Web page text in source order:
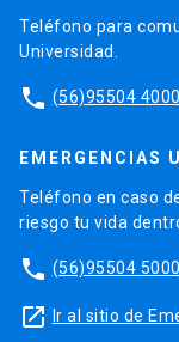
Teléfono para
Universidad.
phone (56)95504 4000
EMERGENCIAS
Teléfono en caso
riesgo tu vida
phone (56)95504 5000
launch Ir al sitio de